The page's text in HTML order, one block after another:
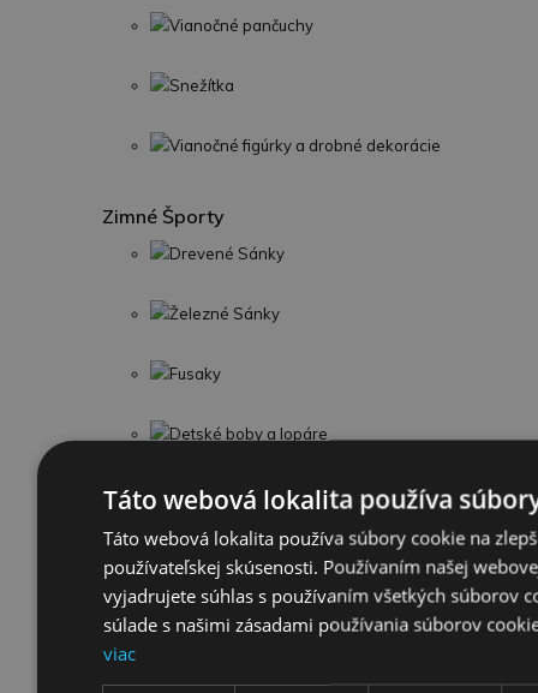
Vianočné pančuchy
Snežítka
Vianočné figúrky a drobné dekorácie
Zimné Športy
Drevené Sánky
Železné Sánky
Fusaky
Detské boby a lopáre
Detská izba
Suché bazény s loptičkami
Detská auto posteľ
Táto webová lokalita používa
Táto webová lokalita používa súbory cookie na
používateľskej skúsenosti. Používaním našej
vyjadrujete súhlas s používaním všetkých súborov
súlade s našimi zásadami používania súborov
viac